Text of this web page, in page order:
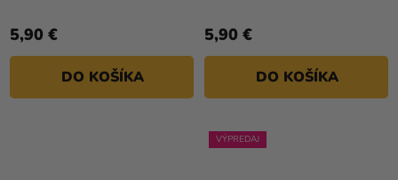
5,90 €
DO KOŠÍKA
5,90 €
DO KOŠÍKA
VÝPREDAJ